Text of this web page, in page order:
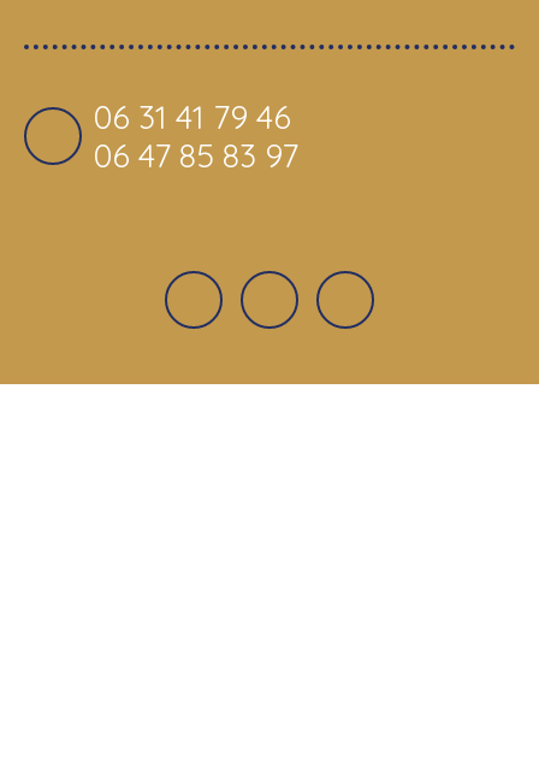
06 31 41 79 46
06 47 85 83 97